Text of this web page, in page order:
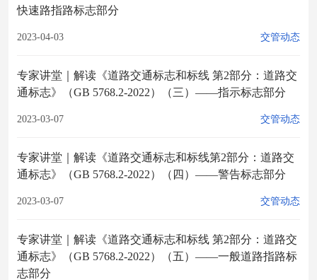
快速路指路标志部分
2023-04-03 交管动态
专家讲堂｜解读《道路交通标志和标线 第2部分：道路交
通标志》（GB 5768.2-2022）（三）——指示标志部分
2023-03-07 交管动态
专家讲堂｜解读《道路交通标志和标线第2部分：道路交
通标志》（GB 5768.2-2022）（四）——警告标志部分
2023-03-07 交管动态
专家讲堂｜解读《道路交通标志和标线 第2部分：道路交
通标志》（GB 5768.2-2022）（五）——一般道路指路标
志部分